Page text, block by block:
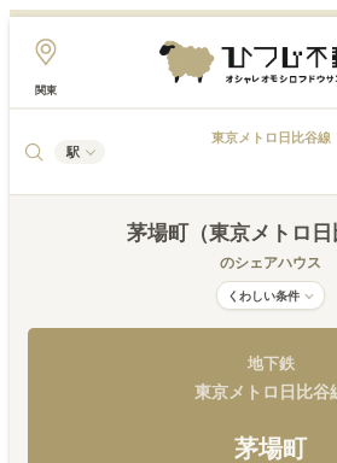
関東
駅
東京メトロ日比谷線
茅場町（東京メトロ日
のシェアハウス
くわしい条件
地下鉄
東京メトロ日比谷
茅場町